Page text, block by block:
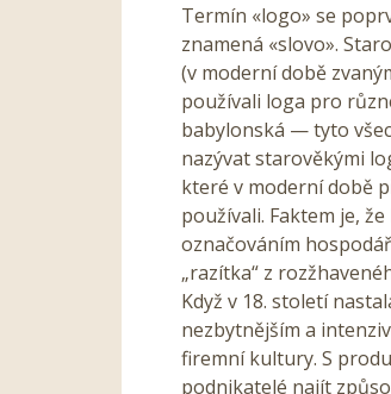
Termín «logo» se
znamená «slovo».
(v moderní době
používali loga pro
babylonská — tyto
nazývat starověkými
které v moderní době
používali. Faktem je,
označováním
„razítka“ z
Když v 18. století
nezbytnějším a
firemní kultury. S
podnikatelé najít